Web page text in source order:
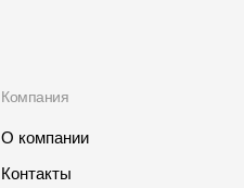
Компания
О компании
Контакты